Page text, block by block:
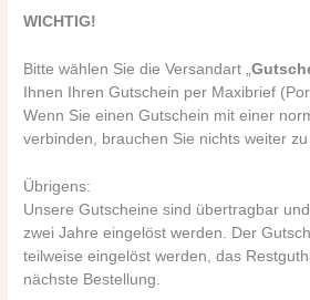
WICHTIG!
Bitte wählen Sie die Versandart „
Ihnen Ihren Gutschein per Maxibrief
Wenn Sie einen Gutschein mit einer
verbinden, brauchen Sie nichts weiter zu
Übrigens:
Unsere Gutscheine sind übertragbar
zwei Jahre eingelöst werden. Der
teilweise eingelöst werden, das
nächste Bestellung.